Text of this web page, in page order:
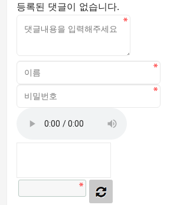
등록된 댓글이 없습니다.